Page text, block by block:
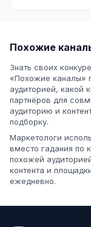
Похожие
Знать своих
«Похожие каналы»
аудиторией, какой
партнёров для
аудиторию и
подборку.
Маркетологи
вместо гадания по
похожей
контента и
ежедневно.